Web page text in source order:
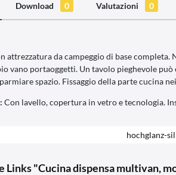
Download 0 Valutazioni 0
attrezzatura da campeggio di base
vano portaoggetti. Un tavolo pieghevole
spazio. Fissaggio della parte cucina
Con lavello, copertura in vetro e tecnologia.
hochglanz-
"Cucina dispensa multivan,